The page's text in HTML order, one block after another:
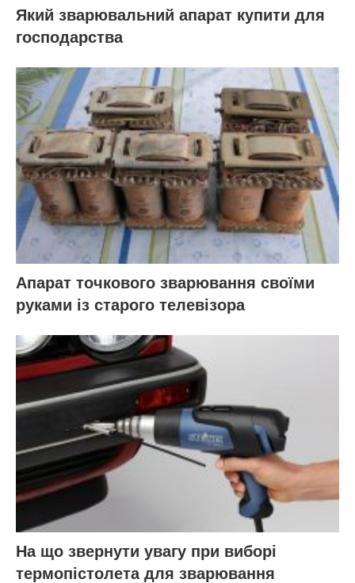
Який зварювальний апарат купити для
господарства
Апарат точкового зварювання своїми
руками із старого телевізора
На що звернути увагу при виборі
термопістолета для зварювання